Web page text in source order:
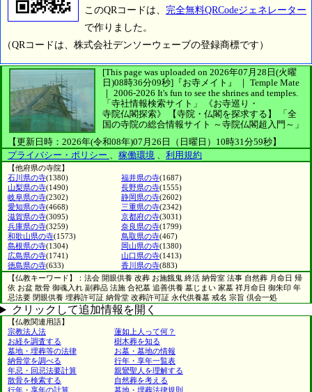
このQRコードは、 完全無料QRCodeジェネレーター
で作りました。
（QRコードは、株式会社デンソーウェーブの登録商標です）
[This page was uploaded on 2026年07月28日(火曜
日)08時36分09秒] 『お寺メイト』 ｜ Temple Mate
｜ 2006-2026 It's fun to see the shrines and temples.
「寺社情報検索サイト」
《お寺巡り・
寺院仏閣探索》
【寺院・仏閣を探求する】
「全
国の寺院の総合情報サイト ～寺院仏閣超入門～」
【更新日時：2026年(令和08年)07月26日（日曜日）10時31分59秒】
プライバシー・ポリシー 、 稼働環境 、 利用規約
【他府県の寺院】
石川県の寺(1380) 福井県の寺(1687)
山梨県の寺(1490) 長野県の寺(1555)
岐阜県の寺(2302) 静岡県の寺(2602)
愛知県の寺(4668) 三重県の寺(2342)
滋賀県の寺(3095) 京都府の寺(3031)
兵庫県の寺(3259) 奈良県の寺(1799)
和歌山県の寺(1573) 鳥取県の寺(467)
島根県の寺(1304) 岡山県の寺(1380)
広島県の寺(1741) 山口県の寺(1413)
徳島県の寺(633) 香川県の寺(883)
【仏教キーワード】：法会 開眼供養 改葬 お施餓鬼 終活 納骨室 法事 自然葬 月命日 帰
依 お盆 散骨 御魂入れ 副葬品 法施 合祀墓 追善供養 墓じまい 家墓 祥月命日 御朱印 年
忌法要 閉眼供養 埋葬許可証 納骨堂 改葬許可証 永代供養墓 戒名 宗旨 倶会一処
クリックして追加情報を開く
【仏教関連用語】
宗教法人法
蓮如上人って何？
お経を調査する
樹木葬を知る
墓地・埋葬等の法律
お墓・墓地の情報
納骨堂を調べる
行年・享年一覧表
年忌・回忌法要計算
親鸞聖人を理解する
散骨を検索する
自然葬を考える
行年・享年の計算
墓地・埋葬法律規則